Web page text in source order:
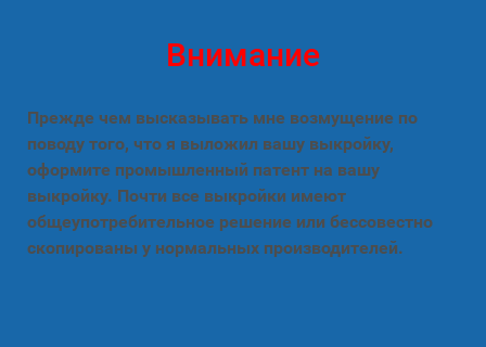
Внимание
Прежде чем высказывать мне возмущение по
поводу того, что я выложил вашу выкройку,
оформите промышленный патент на вашу
выкройку. Почти все выкройки имеют
общеупотребительное решение или бессовестно
скопированы у нормальных производителей.